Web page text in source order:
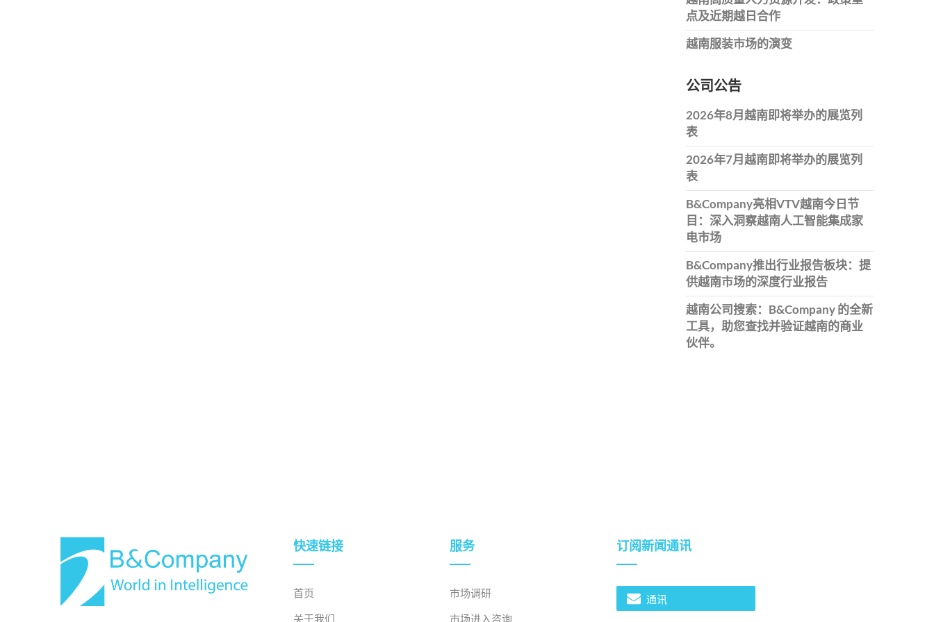
点及近期越日合作
越南服装市场的演变
公司公告
2026年8月越南即将举办的展览列
表
2026年7月越南即将举办的展览列
表
B&Company亮相VTV越南今日节
目：深入洞察越南人工智能集成家
电市场
B&Company推出行业报告板块：提
供越南市场的深度行业报告
越南公司搜索：B&Company 的全新
工具，助您查找并验证越南的商业
伙伴。
快速链接
首页
关于我们
服务
市场调研
市场进入咨询
订阅新闻通讯
通讯